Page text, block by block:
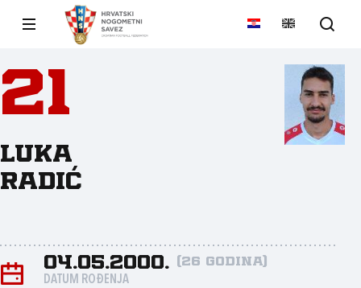
21
Luka
Radić
04.05.2000. (26 godina)
DATUM ROĐENJA